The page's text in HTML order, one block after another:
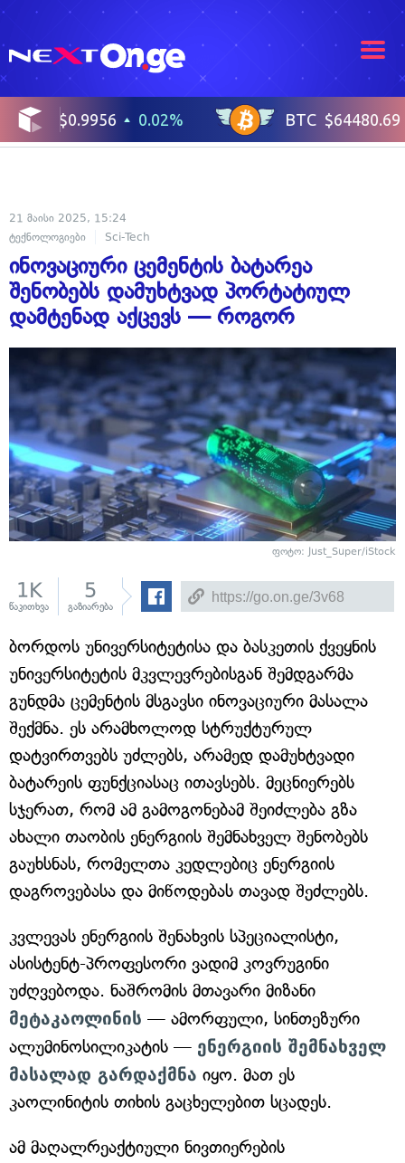
21 მაისი 2025, 15:24
ტექნოლოგიები
Sci-Tech
ინოვაციური ცემენტის ბატარეა
შენობებს დამუხტვად პორტატიულ
დამტენად აქცევს — როგორ
ფოტო: Just_Super/iStock
1K
წაკითხვა
5
გაზიარება
ბორდოს უნივერსიტეტისა და ბასკეთის ქვეყნის
უნივერსიტეტის მკვლევრებისგან შემდგარმა
გუნდმა ცემენტის მსგავსი ინოვაციური მასალა
შექმნა. ეს არამხოლოდ სტრუქტურულ
დატვირთვებს უძლებს, არამედ დამუხტვადი
ბატარეის ფუნქციასაც ითავსებს. მეცნიერებს
სჯერათ, რომ ამ გამოგონებამ შეიძლება გზა
ახალი თაობის ენერგიის შემნახველ შენობებს
გაუხსნას, რომელთა კედლებიც ენერგიის
დაგროვებასა და მიწოდებას თავად შეძლებს.
კვლევას ენერგიის შენახვის სპეციალისტი,
ასისტენტ-პროფესორი ვადიმ კოვრუგინი
უძღვებოდა. ნაშრომის მთავარი მიზანი
მეტაკაოლინის — ამორფული, სინთეზური
ალუმინოსილიკატის — ენერგიის შემნახველ
მასალად გარდაქმნა იყო. მათ ეს
კაოლინიტის თიხის გაცხელებით სცადეს.
ამ მაღალრეაქტიული ნივთიერების